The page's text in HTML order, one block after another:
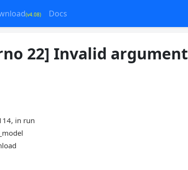
(v4.08) Docs
22] Invalid argument
in run